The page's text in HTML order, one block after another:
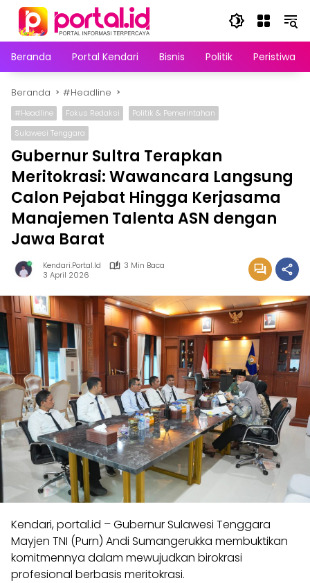
Langsung
konten
Beranda
Portal Kendari Bisnis Politik Peristiwa
Beranda #Headline
#Headline Fokus Redaksi
Politik & Pemerintahan
Sulawesi Tenggara
Gubernur Sultra Terapkan
Meritokrasi: Wawancara Langsung
Calon Pejabat Hingga Kerjasama
Manajemen Talenta ASN dengan
Jawa Barat
Kendari.portal.id
3 Min Baca
3 April 2026
Kendari, portal.id – Gubernur Sulawesi Tenggara
Mayjen TNI (Purn) Andi Sumangerukka membuktikan
komitmennya dalam mewujudkan birokrasi
profesional berbasis meritokrasi.